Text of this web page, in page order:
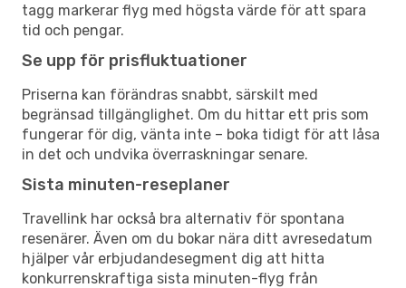
tagg markerar flyg med högsta värde för att spara
tid och pengar.
Se upp för prisfluktuationer
Priserna kan förändras snabbt, särskilt med
begränsad tillgänglighet. Om du hittar ett pris som
fungerar för dig, vänta inte – boka tidigt för att låsa
in det och undvika överraskningar senare.
Sista minuten-reseplaner
Travellink har också bra alternativ för spontana
resenärer. Även om du bokar nära ditt avresedatum
hjälper vår erbjudandesegment dig att hitta
konkurrenskraftiga sista minuten-flyg från